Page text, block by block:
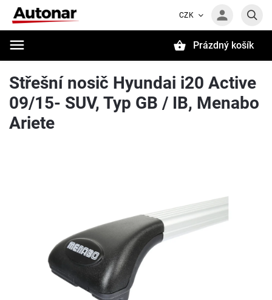
CZK
Prázdný košík
Střešní nosič Hyundai i20 Active
09/15- SUV, Typ GB / IB, Menabo
Ariete